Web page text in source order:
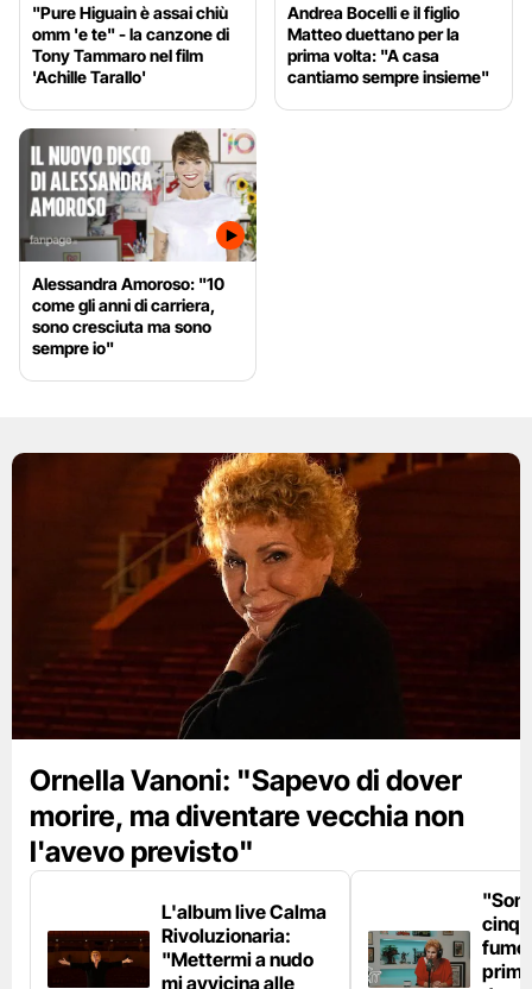
"Pure Higuain è assai chiù
omm 'e te" - la canzone di
Tony Tammaro nel film
'Achille Tarallo'
Andrea Bocelli e il figlio
Matteo duettano per la
prima volta: "A casa
cantiamo sempre insieme"
Alessandra Amoroso: "10
come gli anni di carriera,
sono cresciuta ma sono
sempre io"
Ornella Vanoni: "Sapevo di dover
morire, ma diventare vecchia non
l'avevo previsto"
L'album live Calma
Rivoluzionaria:
"Mettermi a nudo
mi avvicina alle
fumo